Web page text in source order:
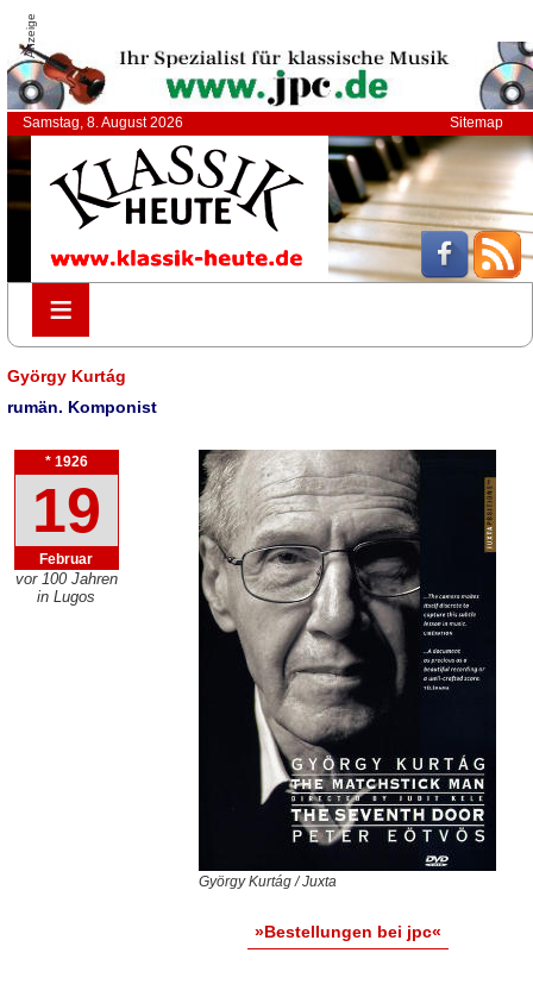
Anzeige
Samstag, 8. August 2026 Sitemap
≡
≡
György Kurtág
rumän. Komponist
* 1926
19
Februar
vor 100 Jahren
in Lugos
György Kurtág / Juxta
»Bestellungen bei jpc«